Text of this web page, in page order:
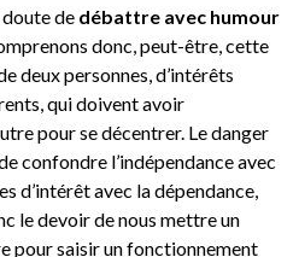
doute de débattre avec humour
donc, peut-être, cette
deux personnes, d’intérêts
qui doivent avoir
pour se décentrer. Le danger
confondre l’indépendance avec
d’intérêt avec la dépendance,
le devoir de nous mettre un
pour saisir un fonctionnement